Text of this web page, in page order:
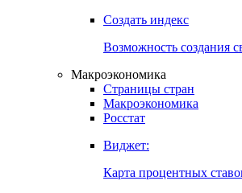
Создать индекс
Возможность создания
Макроэкономика
Страницы стран
Макроэкономика
Росстат
Виджет:
Карта процентных